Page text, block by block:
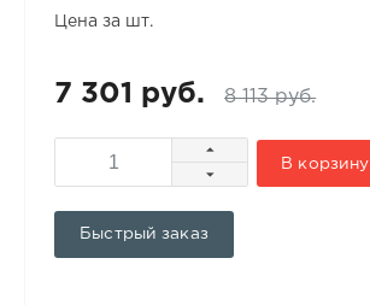
Цена за шт.
7 301 руб. 8 113 руб.
В корзину
Быстрый заказ